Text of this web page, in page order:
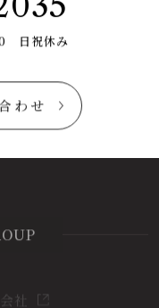
日祝休み
わせ
式会社